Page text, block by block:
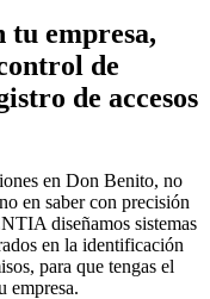
tu empresa,
de
de accesos
en Don Benito, no
en saber con precisión
diseñamos sistemas
en la identificación
para que tengas el
empresa.